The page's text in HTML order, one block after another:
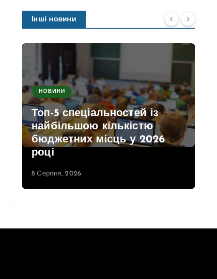
Інші новини
НОВИНИ
Топ-5 спеціальностей із
найбільшою кількістю
бюджетних місць у 2026
році
8 Серпня, 2026